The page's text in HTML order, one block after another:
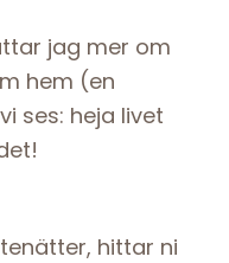
jag mer om
hem (en
ses: heja livet
hittar ni